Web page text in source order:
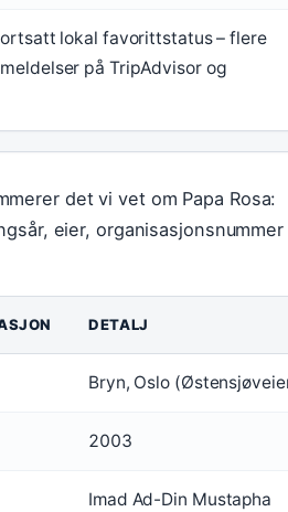
lokal favorittstatus – flere
på TripAdvisor og
det vi vet om Papa Rosa:
eier,
DETALJ
Bryn, Oslo
2003
Imad Ad-Din Mustapha